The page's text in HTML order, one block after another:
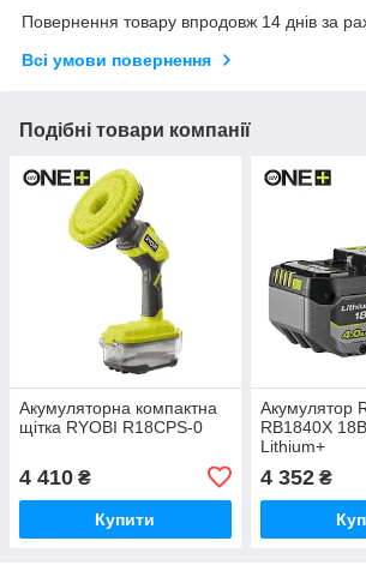
Повернення товару впродовж 14 днів за
Всі умови повернення
Подібні товари компанії
Акумуляторна компактна
щітка RYOBI R18CPS-0
4 410 ₴
Купити
Акумулятор
RB1840X
Lithium+
4 352₴